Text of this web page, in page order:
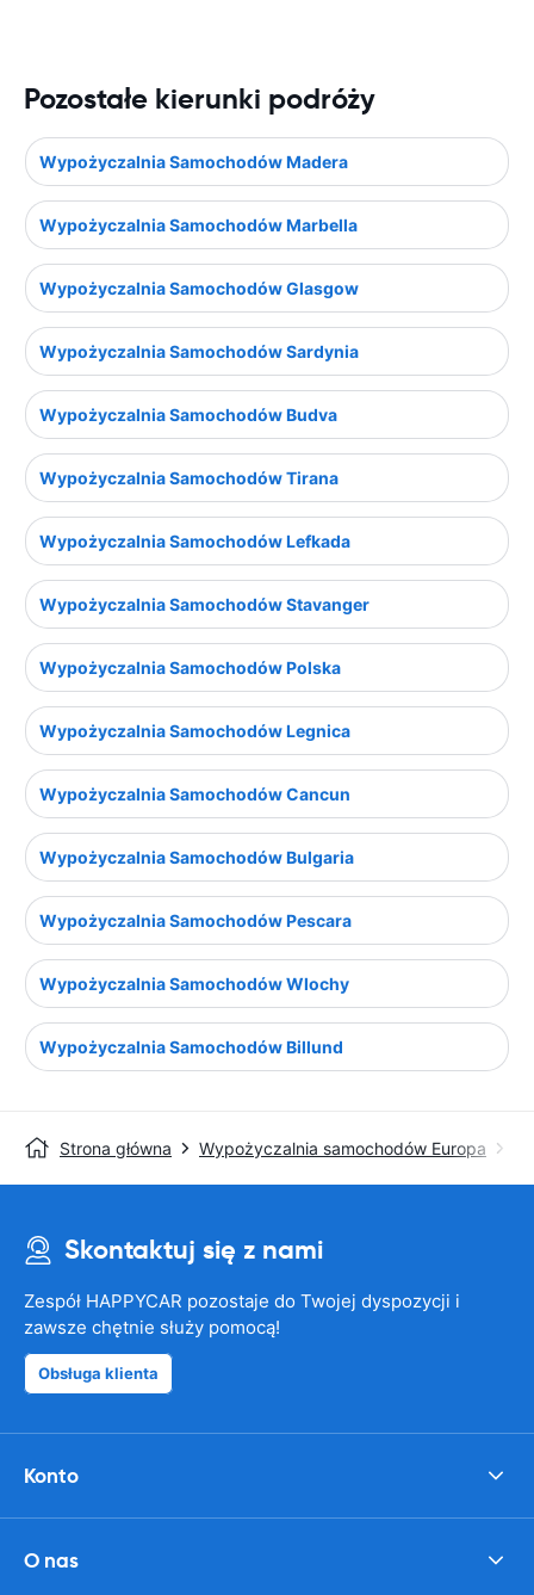
Pozostałe kierunki podróży
Wypożyczalnia Samochodów Madera
Wypożyczalnia Samochodów Marbella
Wypożyczalnia Samochodów Glasgow
Wypożyczalnia Samochodów Sardynia
Wypożyczalnia Samochodów Budva
Wypożyczalnia Samochodów Tirana
Wypożyczalnia Samochodów Lefkada
Wypożyczalnia Samochodów Stavanger
Wypożyczalnia Samochodów Polska
Wypożyczalnia Samochodów Legnica
Wypożyczalnia Samochodów Cancun
Wypożyczalnia Samochodów Bulgaria
Wypożyczalnia Samochodów Pescara
Wypożyczalnia Samochodów Wlochy
Wypożyczalnia Samochodów Billund
Strona główna Wypożyczalnia samochodów Europa
Skontaktuj się z nami
Zespół HAPPYCAR pozostaje do Twojej dyspozycji i
zawsze chętnie służy pomocą!
Obsługa klienta
Konto
O nas